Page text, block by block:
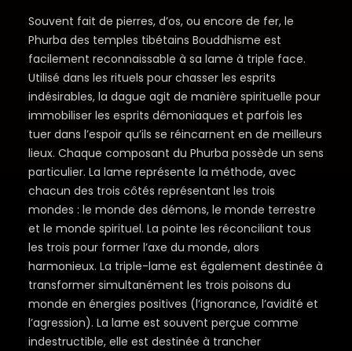
Souvent fait de pierres, d’os, ou encore de fer, le
Phurba des temples tibétains Bouddhisme est
facilement reconnaissable à sa lame à triple face.
Utilisé dans les rituels pour chasser les esprits
indésirables, la dague agit de manière spirituelle pour
immobiliser les esprits démoniaques et parfois les
tuer dans l’espoir qu’ils se réincarnent en de meilleurs
lieux. Chaque composant du Phurba possède un sens
particulier. La lame représente la méthode, avec
chacun des trois côtés représentant les trois
mondes : le monde des démons, le monde terrestre
et le monde spirituel. La pointe les réconciliant tous
les trois pour former l’axe du monde, alors
harmonieux. La triple-lame est également destinée à
transformer simultanément les trois poisons du
monde en énergies positives (l’ignorance, l’avidité et
l’agression). La lame est souvent perçue comme
indestructible, elle est destinée à trancher